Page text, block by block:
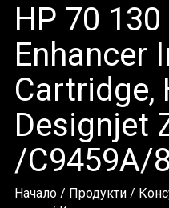
HP 70
Enhancer
Cartridge,
Designjet
/C9459A/
Начало/ Продукти/